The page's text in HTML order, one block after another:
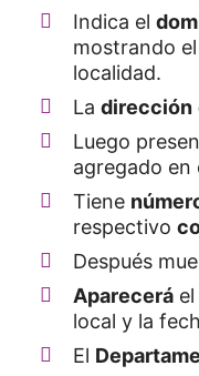
Indica el
mostrando
localidad.
La dirección
Luego
agregado en
Tiene
respectivo
Después
Aparecerá
local y la
El